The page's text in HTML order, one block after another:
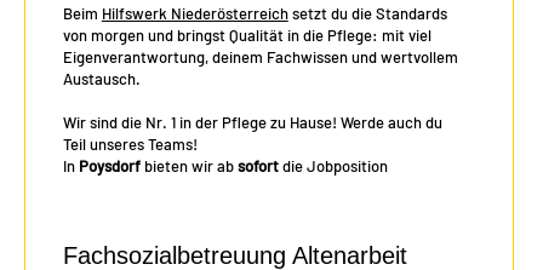
Beim Hilfswerk Niederösterreichsetzt du die Standards
von morgen und bringst Qualität in die Pflege: mit viel
Eigenverantwortung, deinem Fachwissen und wertvollem
Austausch.
Wir sind die Nr. 1 in der Pflege zu Hause! Werde auch du
Teil unseres Teams!
In Poysdorfbieten wir absofortdie Jobposition
Fachsozialbetreuung Altenarbeit